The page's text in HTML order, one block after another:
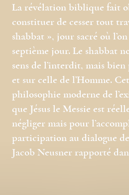
La révélation biblique fait
constituer de cesser tout
shabbat », jour sacré où
septième jour. Le shabbat
sens de l’interdit, mais
et sur celle de l’Homme.
philosophie moderne de
que Jésus le Messie est
négliger mais pour
participation au dialogue
Jacob Neusner rapporté